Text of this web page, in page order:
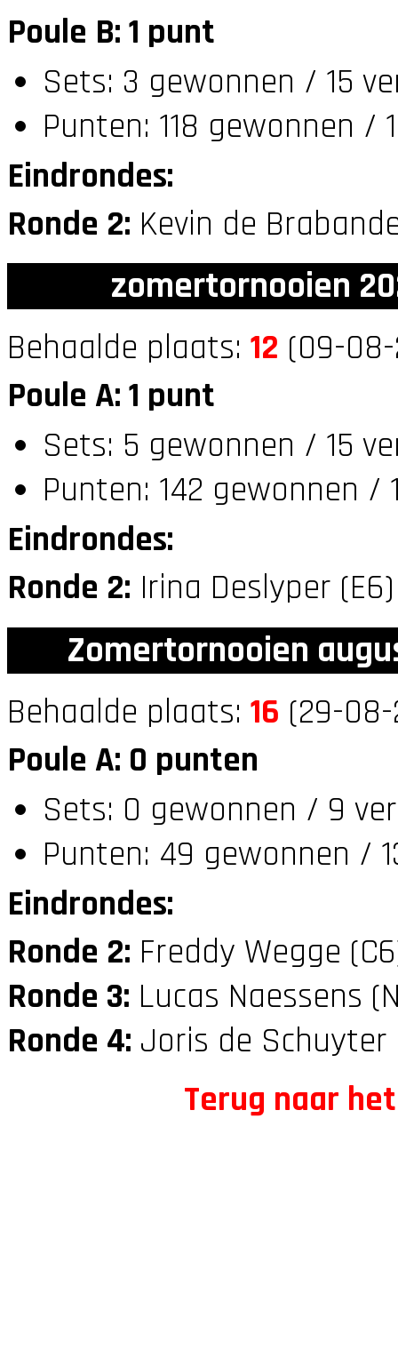
Poule B: 1 punt
Sets: 3 gewonnen / 15
Punten: 118 gewonnen /
Eindrondes:
Ronde 2: Kevin de
zomertornooien
Behaalde plaats: 12 (09-
Poule A: 1 punt
Sets: 5 gewonnen / 15
Punten: 142 gewonnen /
Eindrondes:
Ronde 2: Irina Deslyper
Zomertornooien
Behaalde plaats: 16 (29-08-
Poule A: 0 punten
Sets: 0 gewonnen / 9
Punten: 49 gewonnen /
Eindrondes:
Ronde 2: Freddy Wegge
Ronde 3: Lucas Naessens
Ronde 4: Joris de
Terug naar